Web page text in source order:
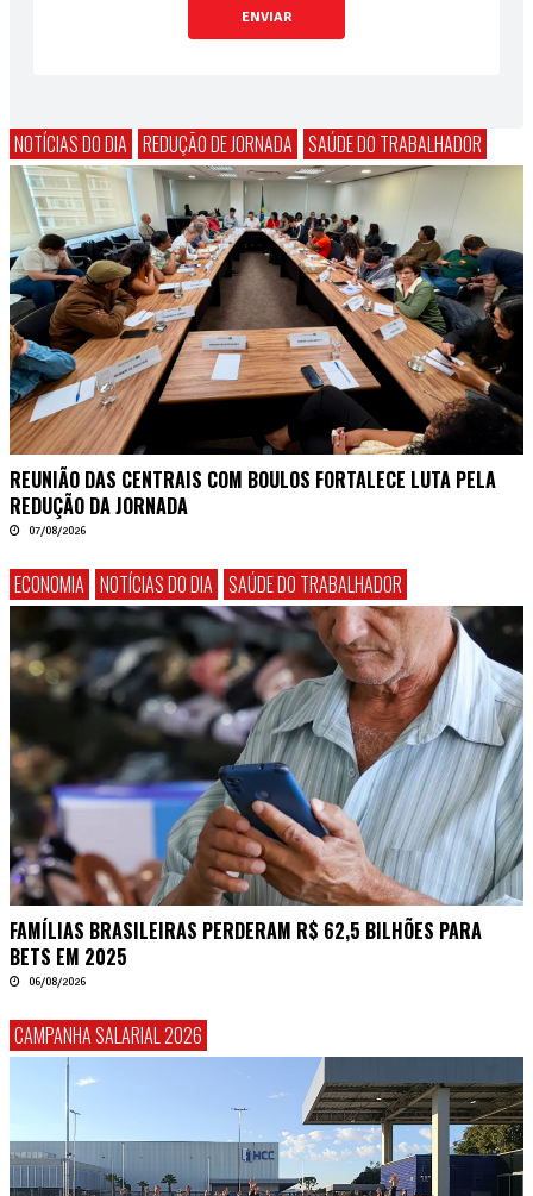
ENVIAR
NOTÍCIAS DO DIA REDUÇÃO DE JORNADA SAÚDE DO TRABALHADOR
REUNIÃO DAS CENTRAIS COM BOULOS FORTALECE LUTA PELA
REDUÇÃO DA JORNADA
07/08/2026
ECONOMIA NOTÍCIAS DO DIA SAÚDE DO TRABALHADOR
FAMÍLIAS BRASILEIRAS PERDERAM R$ 62,5 BILHÕES PARA
BETS EM 2025
06/08/2026
CAMPANHA SALARIAL 2026